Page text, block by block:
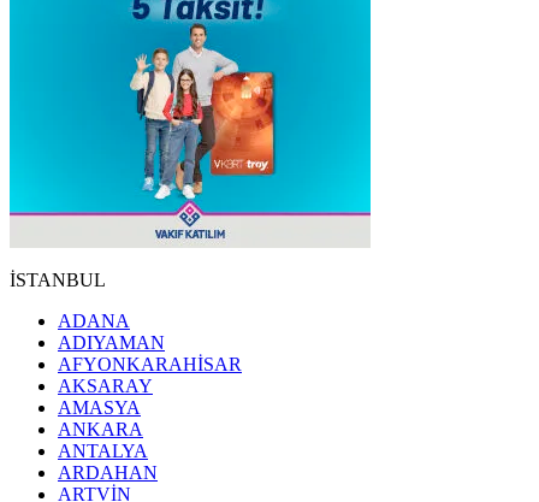
İSTANBUL
ADANA
ADIYAMAN
AFYONKARAHİSAR
AKSARAY
AMASYA
ANKARA
ANTALYA
ARDAHAN
ARTVİN